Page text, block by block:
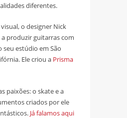
diferentes.
o designer Nick
produzir guitarras com
seu estúdio em São
Ele criou a Prisma
paixões: o skate e a
criados por ele
Já falamos aqui